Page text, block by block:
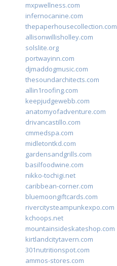
mxpwellness.com
infernocanine.com
thepaperhousecollection.com
allisonwillisholley.com
solslite.org
portwayinn.com
djmaddogmusic.com
thesoundarchitects.com
allin1roofing.com
keepjudgewebb.com
anatomyofadventure.com
drivancastillo.com
cmmedspa.com
midletontkd.com
gardensandgrills.com
basilfoodwine.com
nikko-tochigi.net
caribbean-corner.com
bluemoongiftcards.com
rivercitysteampunkexpo.com
kchoops.net
mountainsideskateshop.com
kirtlandcitytavern.com
301nutritionspot.com
ammos-stores.com